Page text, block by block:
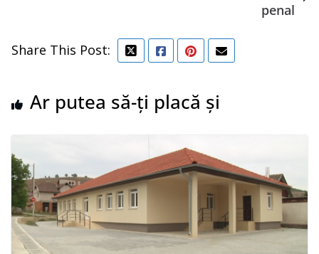
penal
Share This Post:
Ar putea să-ți placă și